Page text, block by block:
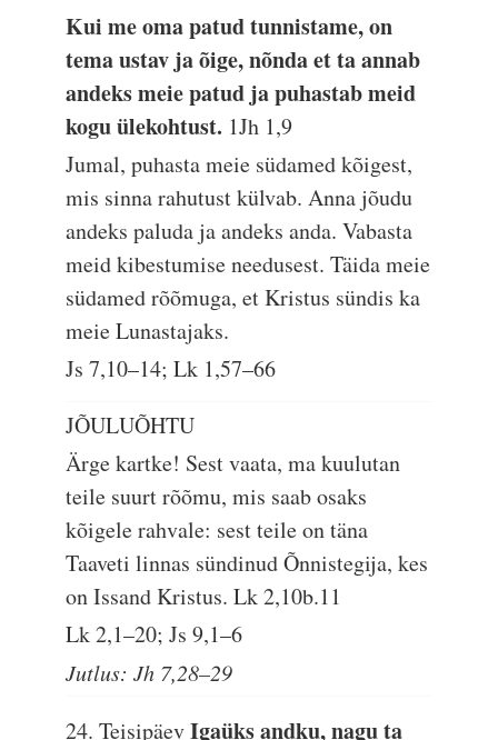
Kui me oma patud tunnistame, on
tema ustav ja õige, nõnda et ta annab
andeks meie patud ja puhastab meid
kogu ülekohtust. 1Jh 1,9
Jumal, puhasta meie südamed kõigest,
mis sinna rahutust külvab. Anna jõudu
andeks paluda ja andeks anda. Vabasta
meid kibestumise needusest. Täida meie
südamed rõõmuga, et Kristus sündis ka
meie Lunastajaks.
Js 7,10–14; Lk 1,57–66
JÕULUÕHTU
Ärge kartke! Sest vaata, ma kuulutan
teile suurt rõõmu, mis saab osaks
kõigele rahvale: sest teile on täna
Taaveti linnas sündinud Õnnistegija, kes
on Issand Kristus.Lk 2,10b.11
Lk 2,1–20; Js 9,1–6
Jutlus: Jh 7,28–29
24. TeisipäevIgaüks andku, nagu ta